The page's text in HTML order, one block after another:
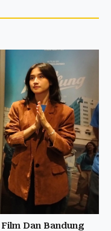
Dan Bandung